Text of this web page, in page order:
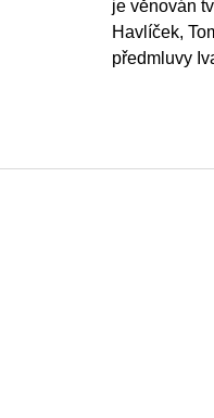
je věnován
Havlíček,
předmluvy